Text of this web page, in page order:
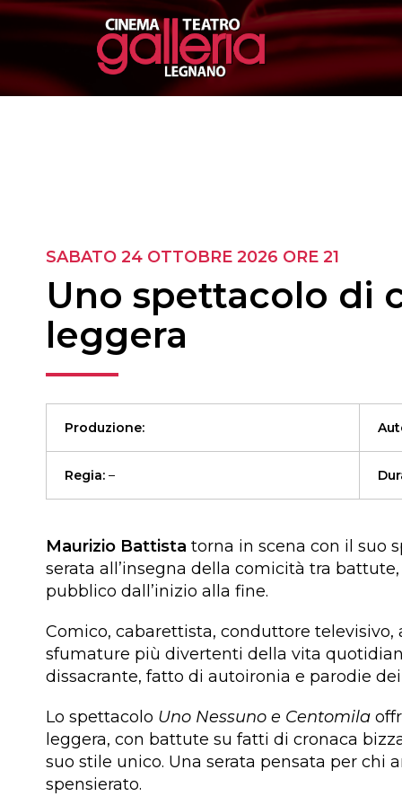
SABATO 24 OTTOBRE 2026 ORE 21
Uno spettacolo di
leggera
Produzione:
Regia: –
Maurizio Battista torna in scena con il suo
serata all’insegna della comicità tra
pubblico dall’inizio alla fine.
Comico, cabarettista, conduttore
sfumature più divertenti della vita
dissacrante, fatto di autoironia e parodie
Lo spettacolo Uno Nessuno e Centomila
leggera, con battute su fatti di cronaca
suo stile unico. Una serata pensata per chi
spensierato.